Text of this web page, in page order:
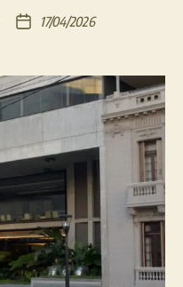
Fecha
entrada
17/04/2026